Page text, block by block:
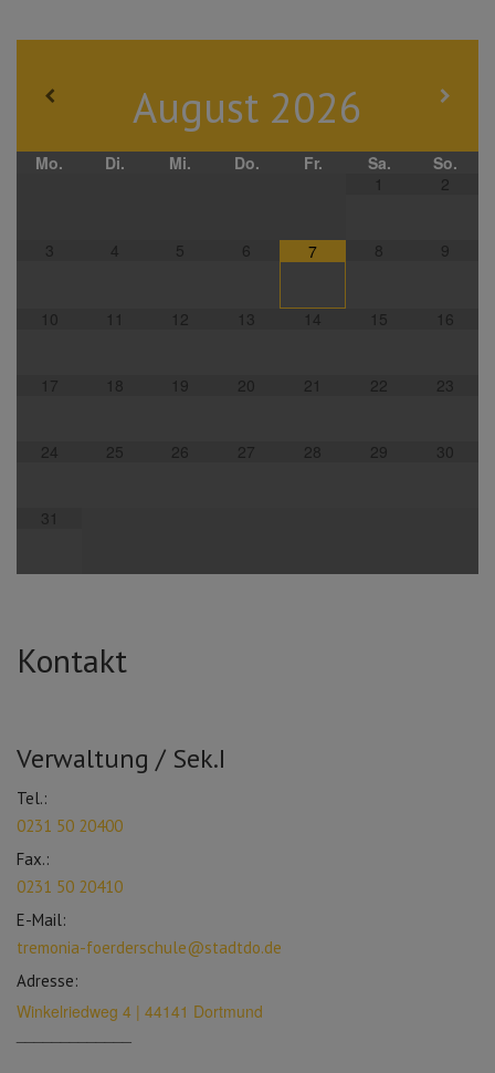
August 2026
Mo. Di. Mi. Do. Fr. Sa.
So.
1
2
3 4 5 6 7 8 9
10 11 12 13 14 15 16
17 18 19 20 21 22 23
24 25 26 27 28 29 30
31
Kontakt
Verwaltung / Sek.I
Tel.:
0231 50 20400
Fax.:
0231 50 20410
E-Mail:
tremonia-foerderschule@stadtdo.de
Adresse:
Winkelriedweg 4 | 44141 Dortmund